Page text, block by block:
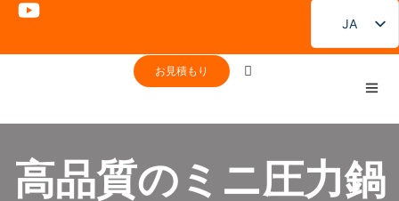
JA
EN
ES
お見積もり
高品質のミニ圧力鍋